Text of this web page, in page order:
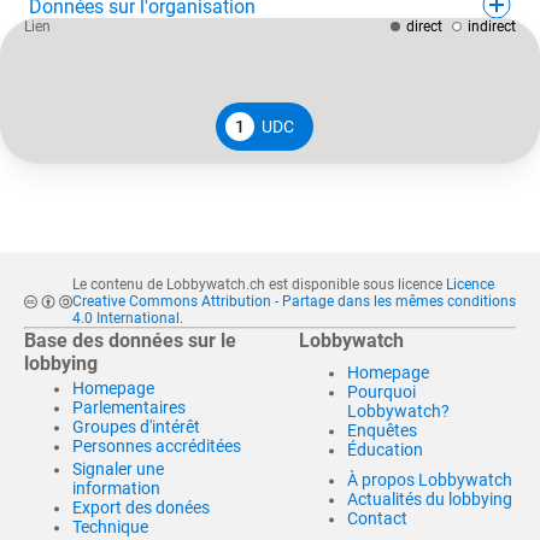
Données sur l'organisation
1 UDC
Lien direct indirect
Le contenu de Lobbywatch.ch est disponible sous licence Licence
Creative Commons Attribution - Partage dans les mêmes conditions
4.0 International .
Base des données sur le
lobbying
Homepage
Parlementaires
Groupes d'intérêt
Personnes accréditées
Signaler une
information
Export des donées
Technique
Lobbywatch
Homepage
Pourquoi
Lobbywatch?
Enquêtes
Éducation
À propos Lobbywatch
Actualités du lobbying
Contact